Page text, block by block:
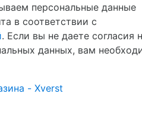
персональные данные
в соответствии с
. Если вы не даете согласия
данных, вам
- Xverst